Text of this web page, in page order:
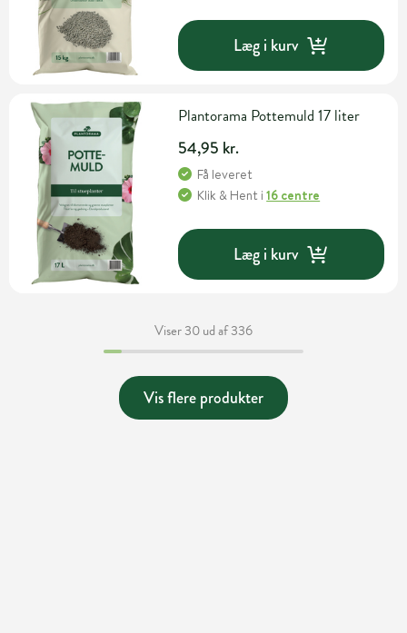
Læg i kurv
Plantorama Pottemuld 17 liter
54,95 kr.
Få leveret
Klik & Hent i16 centre
Læg i kurv
Viser 30 ud af 336
Vis flere produkter